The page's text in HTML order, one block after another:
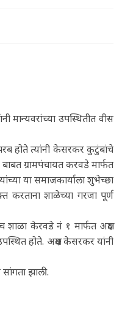
मान्यवरांच्या उपस्थितीत वीस
परब होते त्यांनी केसरकर कुटुंबांचे
बाबत ग्रामपंचायत करवडे मार्फत
या समाजकार्याला शुभेच्छा
करताना शाळेच्या गरजा पूर्ण
शाळा केरवडे नं १ मार्फत अक्षय
होते. अक्षय केसरकर यांनी
सांगता झाली.